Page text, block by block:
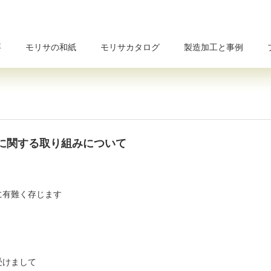
モリサの和紙 モリサカタログ 製造加工と事例
関する取り組みについて
難く存じます
まして